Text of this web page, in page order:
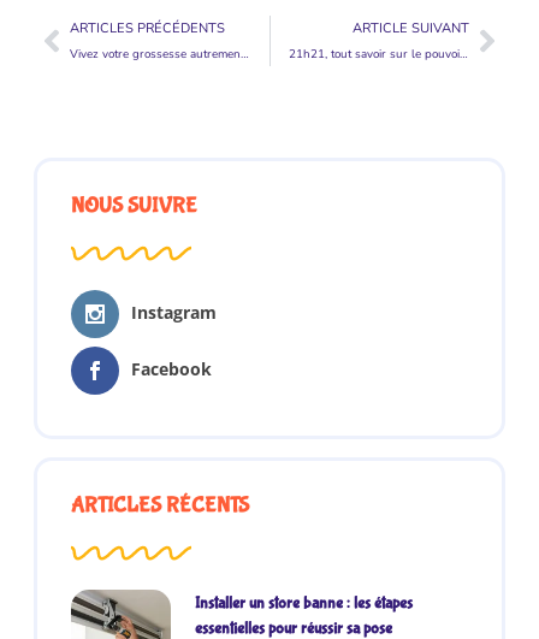
ARTICLES PRÉCÉDENTS
Vivez votre grossesse autrement avec le bola de grossesse
ARTICLE SUIVANT
21h21, tout savoir sur le pouvoir des heures miroirs
NOUS SUIVRE
Instagram
Facebook
ARTICLES RÉCENTS
Installer un store banne : les étapes
essentielles pour réussir sa pose